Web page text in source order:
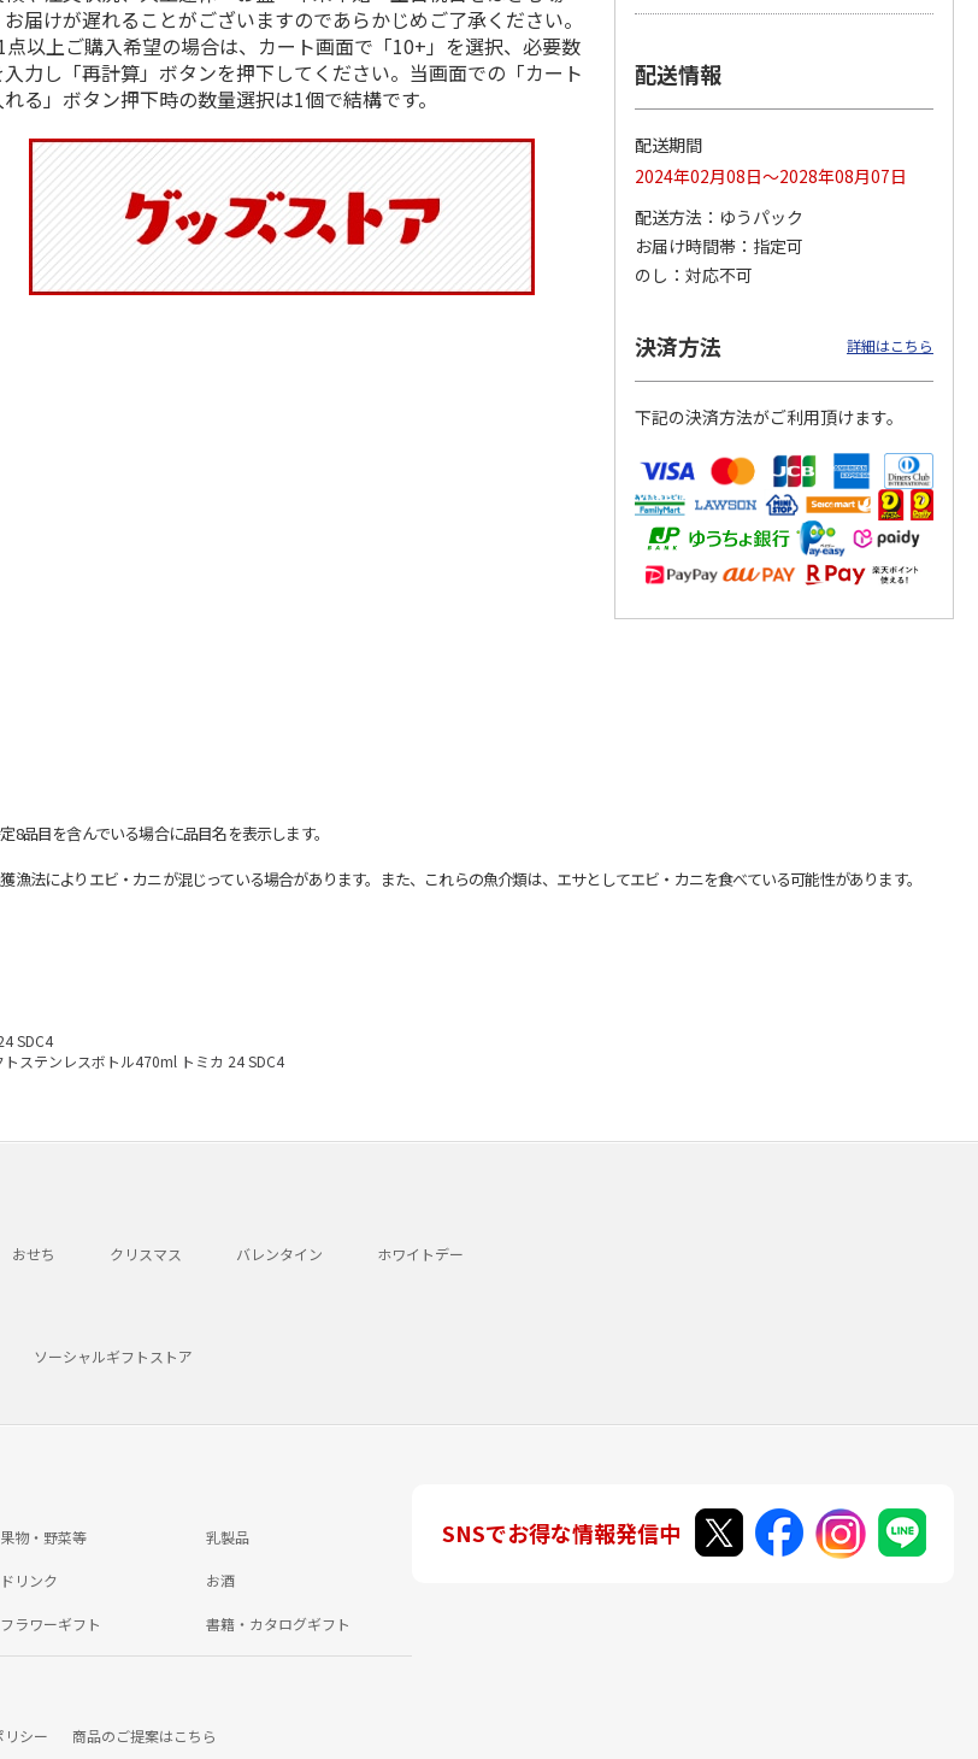
抗菌食洗機対応 ふ
わっと弁当箱 530ml
水森亜土 PF …
陶器ダイカットマグ
カップ ポムポムプ
リン CHMGD4
マスコット入りドリ
ンクボトル ハロー
キティ PSPR5MC
ふわっとフタタイト
ランチボックス角型
パペットスンスン
コーデュロイ生地ラ
ンチバッグ ハロー
キティ KCOB2
2,200円
(送料別・税込)
4,510円
(送料別・税込)
届けが遅れることがございますのであらかじめご了承ください。
以上ご購入希望の場合は、カート画面で「10+」を選択、必要数
入力し「再計算」ボタンを押下してください。当画面での「カート
れる」ボタン押下時の数量選択は1個で結構です。
配送情報
配送期間
2024年02月08日～2028年08月07日
配送方法
ゆうパック
お届け時間帯
指定可
のし
対応不可
決済方法 詳細はこちら
下記の決済方法がご利用頂けます。
品目を含んでいる場合に品目名を表示します。
法によりエビ・カニが混じっている場合があります。また、これらの魚介類は、エサとしてエビ・カニを食べている可能性があります。
SDC4
ステンレスボトル470ml トミカ 24 SDC4
おせち クリスマス バレンタイン ホワイトデー
ソーシャルギフトストア
果物・野菜等 乳製品
ドリンク お酒
フラワーギフト 書籍・カタログギフト
リシー 商品のご提案はこちら
SNSでお得な情報発信中